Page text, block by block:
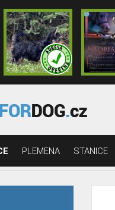
PLEMENA STANICE